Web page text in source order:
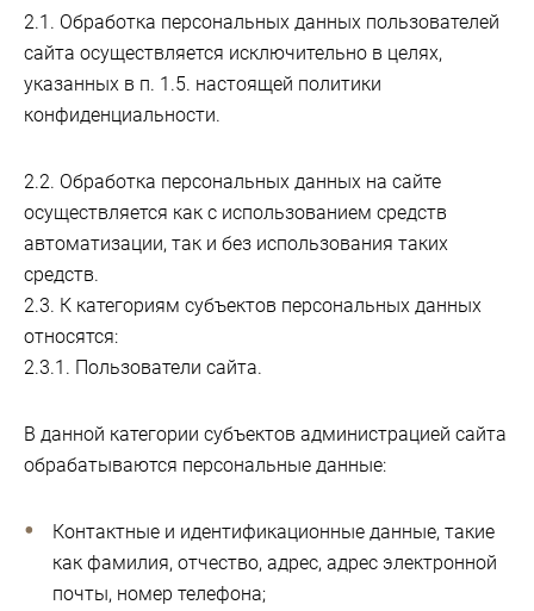
2.1. Обработка персональных данных пользователей
сайта осуществляется исключительно в целях,
указанных в п. 1.5. настоящей политики
конфиденциальности.
2.2. Обработка персональных данных на сайте
осуществляется как с использованием средств
автоматизации, так и без использования таких
средств.
2.3. К категориям субъектов персональных данных
относятся:
2.3.1. Пользователи сайта.
В данной категории субъектов администрацией сайта
обрабатываются персональные данные:
Контактные и идентификационные данные, такие
как фамилия, отчество, адрес, адрес электронной
почты, номер телефона;